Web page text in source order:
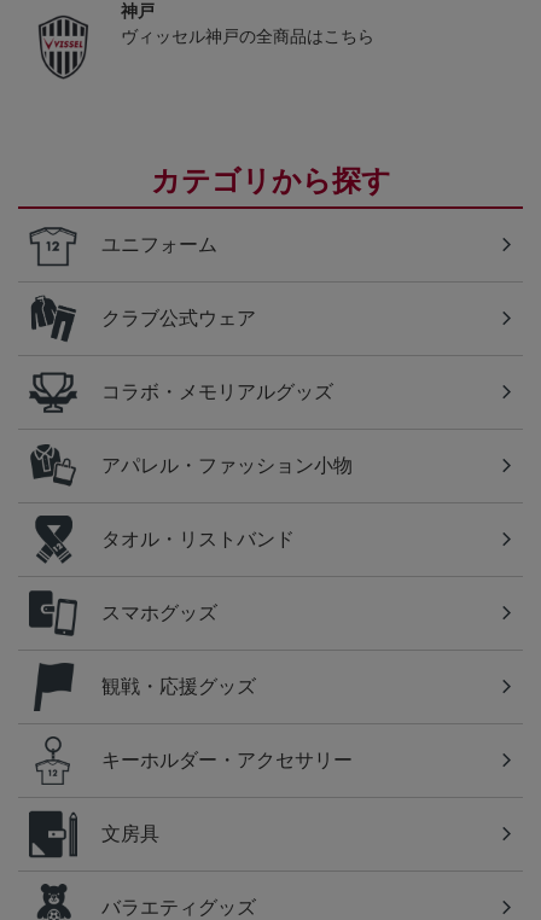
神戸
ヴィッセル神戸の全商品はこちら
カテゴリから探す
ユニフォーム
クラブ公式ウェア
コラボ・メモリアルグッズ
アパレル・ファッション小物
タオル・リストバンド
スマホグッズ
観戦・応援グッズ
キーホルダー・アクセサリー
文房具
バラエティグッズ